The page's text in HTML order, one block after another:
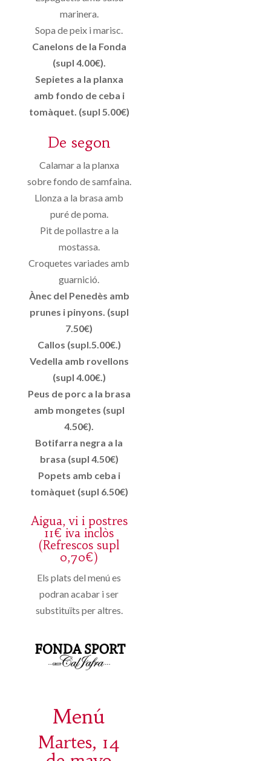
marinera.
Sopa de peix i marisc.
Canelons de la Fonda
(supl 4.00€).
Sepietes a la planxa
amb fondo de ceba i
tomàquet. (supl 5.00€)
De segon
Calamar a la planxa
sobre fondo de samfaina.
Llonza a la brasa amb
puré de poma.
Pit de pollastre a la
mostassa.
Croquetes variades amb
guarnició.
Ànec del Penedès amb
prunes i pinyons. (supl
7.50€)
Callos (supl.5.00€.)
Vedella amb rovellons
(supl 4.00€.)
Peus de porc a la brasa
amb mongetes (supl
4.50€).
Botifarra negra a la
brasa (supl 4.50€)
Popets amb ceba i
tomàquet (supl 6.50€)
Aigua, vi i postres
11€ iva inclòs
(Refrescos supl
0,70€)
Els plats del menú es
podran acabar i ser
substituïts per altres.
Menú
Martes, 14